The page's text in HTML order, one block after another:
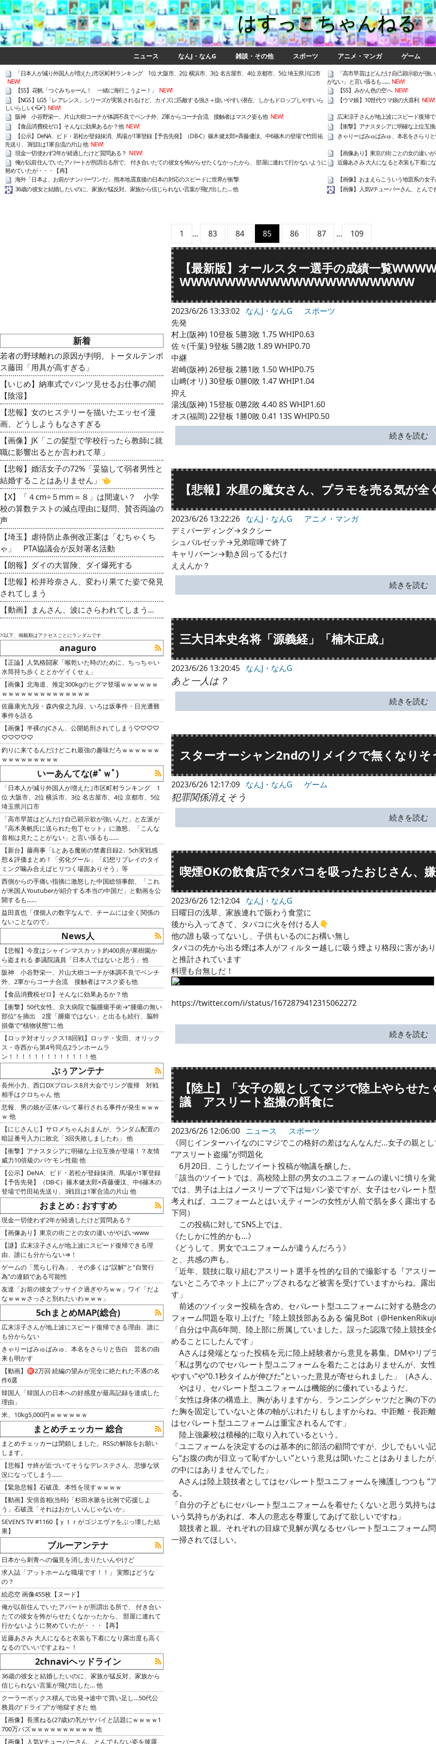
はすっこちゃんねる
ニュース なんJ・なんG 雑談・その他 スポーツ アニメ・マンガ ゲーム
「日本人が減り外国人が増えた｣市区町村ランキング 1位 大阪市、2位 横浜市、3位 名古屋市、4位 京都市、5位 埼玉県川口市
NEW!
「高市早苗はどんだけ自己顕示欲が強
がない」と言い張るも…… NEW!
【SS】花帆「つぐみちゃーん！ 一緒に海行こうよー！」
NEW! 【SS】みかん色の空へ NEW!
【NGS】LG5「レアレンス」シリーズが実装されるけど、カイズに匹敵する強さ＋扱いやすい潜在、しかもドロップしやすいら
しいらしい( •᷄ὤ•᷅ ) NEW!
【ウマ娘】10世代ウマ娘の大喜利 NEW!
阪神 小谷野栄一、片山大樹コーチが体調不良でベンチ外、2軍からコーチ合流 接触者はマスク姿も他 NEW!
広末涼子さんが地上波にスピード復帰
【食品消費税ゼロ】そんなに効果あるか？他 NEW!
【衝撃】アナスタシアに明確な上位互
【公示】DeNA、ビド・若松が登録抹消、馬場が1軍登録【予告先発】（DB-C）篠木健太郎×斉藤優汰、中6篠木の登場で竹田祐
先送り、3戦目は1軍合流の片山 他 NEW!
きゃりーぱみゅぱみゅ、本名をさらり
現金一切使わず2年が経過したけど質問ある？ NEW!
【画像あり】東京の街ごとの女の違い
俺が以前住んでいたアパートが所謂出る所で、 付き合いたての彼女を怖がらせたくなかったから、 部屋に連れて行かないように
努めていたが・・・【再】
近藤あさみ 大人になると衣装も下着に
海外「日本よ、お前がナンバーワンだ」 熊本地震直後の日本の対応のスピードに世界が衝撃
【画像】おまえらこういう地雷系の女
36歳の彼女と結婚したいのに、家族が猛反対。家族から信じられない言葉が飛び出した… 他
【画像】人気Vチューバーさん、とん
1 ... 83 84 85 86 87 ... 109
【最新版】オールスター選手の成績一覧
WWWWWWWWWWWWWWWWWWWWW
2023/6/26 13:33:02 なんJ・なんG
スポーツ
先発
村上(阪神) 10登板 5勝3敗 1.75 WHIP0.63
佐々(千葉) 9登板 5勝2敗 1.89 WHIP0.70
中継
岩崎(阪神) 26登板 2勝1敗 1.50 WHIP0.75
山﨑(オリ) 30登板 0勝0敗 1.47 WHIP1.04
抑え
湯浅(阪神) 15登板 0勝2敗 4.40 8S WHIP1.60
オス(福岡) 22登板 1勝0敗 0.41 13S WHIP0.50
続きを読む
【悲報】水星の魔女さん、プラモを売る気が全
2023/6/26 13:22:26 なんJ・なんG
アニメ・マンガ
デミバーディング→タクシー
シュバルゼッテ→兄弟喧嘩で終了
キャリバーン→動き回ってるだけ
ええんか？
続きを読む
三大日本史名将「源義経」「楠木正成」
2023/6/26 13:20:45 なんJ・なんG
あと一人は？
続きを読む
スターオーシャン2ndのリメイクで無くなりそ
2023/6/26 12:17:09 なんJ・なんG ゲーム
犯罪関係消えそう
続きを読む
喫煙OKの飲食店でタバコを吸ったおじさん、
2023/6/26 12:12:04 なんJ・なんG
日曜日の浅草、家族連れで賑わう食堂に
後から入ってきて、タバコに火を付ける人👇
他の誰も吸ってないし、子供もいるのにお構い無し
タバコの先から出る煙は本人がフィルター越しに吸う煙より格段に害があ
と推計されています
料理も台無しだ！
https://twitter.com/i/status/1672879412315062272
続きを読む
【陸上】「女子の親としてマジで陸上やらせ
議 アスリート盗撮の餌食に
2023/6/26 12:06:00 ニュース
スポーツ
《同じインターハイなのにマジでこの格好の差はなんなんだ…女子の親と
“アスリート盗撮”が問題化
6月20日、こうしたツイート投稿が物議を醸した。
「該当のツイートでは、高校陸上部の男女のユニフォームの違いに憤り
では、男子は上はノースリーブで下は短パン姿ですが、女子はセパレート
考えれば、ユニフォームとはいえティーンの女性が人前で肌を多く露出す
下同）
この投稿に対してSNS上では、
《たしかに性的かも…》
《どうして、男女でユニフォームが違うんだろう》
と、共感の声も。
「近年、競技に取り組むアスリート選手を性的な目的で撮影する『アス
ないところでネット上にアップされるなど被害を受けていますからね。露
す」
前述のツイッター投稿を含め、セパレート型ユニフォームに対する懸念
フォーム問題を取り上げた『陸上競技部あるある 偏見Bot（
「自分は中高6年間、陸上部に所属していました。誤った認識で陸上競技
めることにしたんです」
Aさんは発端となった投稿を元に陸上経験者から意見を募集。DMやリプ
「私は男なのでセパレート型ユニフォームを着たことはありませんが、
やすい”や“0.1秒タイムが伸びた”といった意見が寄せられました」（Aさん
やはり、セパレート型ユニフォームは機能的に優れているようだ。
「女性は身体の構造上、胸がありますから、ランニングシャツだと胸の
た胸を固定していないと体の軸がぶれたりもしますからね。中距離・長距
はセパレート型ユニフォームは重宝されるんです」
陸上強豪校は積極的に取り入れているという。
「ユニフォームを決定するのは基本的に部活の顧問ですが、少しでもい
ら“お腹の肉が目立って恥ずかしい”という意見は聞いたことはありました
の中にはありませんでした」
Aさんは陸上競技者としてはセパレート型ユニフォームを擁護しつつも “
る。
「自分の子どもにセパレート型ユニフォームを着せたくないと思う気持
いう気持ちがあれば、本人の意志を尊重してあげて欲しいですね」
競技者と親。それぞれの目線で見解が異なるセパレート型ユニフォーム
一掃されてほしい。
新着
若者の野球離れの原因が判明。トータルテンボ
ス藤田「用具が高すぎる」
【いじめ】納車式でパンツ見せるお仕事の闇
【陰湿】
【悲報】女のヒステリーを描いたエッセイ漫
画、どうしようもなさすぎる
【画像】JK「この髪型で学校行ったら教師に就
職に影響出るとか言われて草」
【悲報】婚活女子の72%「妥協して弱者男性と
結婚することはありません」👈
【X】「４cm÷５mm＝８」は間違い？ 小学
校の算数テストの減点理由に疑問、賛否両論の
声
【埼玉】虐待防止条例改正案は「むちゃくち
ゃ」 PTA協議会が反対署名活動
【朗報】ダイの大冒険、ダイ爆死する
【悲報】松井玲奈さん、変わり果てた姿で発見
されてしまう
【動画】まんさん、波にさらわれてしまう…
※以下、掲載順はアクセスごとにランダムです
anaguro
【正論】人気格闘家「喉乾いた時のために、ちっちゃい
水筒持ち歩くととかゲイくせぇ」
【画像】北海道、推定300kgのヒグマ登場ｗｗｗｗｗｗ
ｗｗｗｗｗｗｗｗｗｗｗｗｗｗ
佐藤康光九段・森内俊之九段、いろは坂事件・日光遭難
事件を語る
【画像】半裸のJCさん、公開処刑されてしまう♡♡♡♡
♡♡♡♡♡
釣りに来てるんだけどこれ最強の趣味だろｗｗｗｗｗｗ
ｗｗｗｗｗｗｗｗｗ
いーあんてな(#ﾟｗﾟ)
「日本人が減り外国人が増えた｣市区町村ランキング 1
位 大阪市、2位 横浜市、3位 名古屋市、4位 京都市、5位
埼玉県川口市
「高市早苗はどんだけ自己顕示欲が強いんだ」と左派が
『高木美帆氏に送られた包丁セット』に激怒、「こんな
首相は見たことがない」と言い張るも……
【新台】藤商事「Lとある魔術の禁書目録2」5ch実戦感
想＆評価まとめ！「劣化グール」「幻想リプレイのタイ
ミング噛み合えばヒリつく場面ありそう」等
西側からの手痛い指摘に激怒した中国総領事館、「これ
が米国人Youtuberが紹介する本当の中国だ」と動画を公
開するも……
益田直也「僕個人の数字なんで、チームには全く関係の
ないことなので」
News人
【悲報】今度はシャインマスカット約400房が果樹園か
ら盗まれる 参議院議員「日本人ではないと思う」他
阪神 小谷野栄一、片山大樹コーチが体調不良でベンチ
外、2軍からコーチ合流 接触者はマスク姿も他
【食品消費税ゼロ】そんなに効果あるか？他
【衝撃】50代女性、京大病院で脳腫瘍手術→“腫瘍の無い
部位”を摘出 2度「腫瘍ではない」と出るも続行、脳幹
損傷で“植物状態”に他
【ロッテ対オリックス18回戦】ロッテ・安田、オリック
ス・寺西から第4号同点2ランホームラ
ン！！！！！！！！！！！！！他
ぷぅアンテナ
長州小力、西口DXプロレス8月大会でリング復帰 対戦
相手はクロちゃん 他
悲報、男の娘が正体バレて暴行される事件が発生ｗｗｗ
ｗ 他
【にじさんじ】サロメちゃんおまんが、ランダム配置の
暗証番号入力に敗北「3回失敗しましたわ」 他
【衝撃】アナスタシアに明確な上位互換が登場！？友情
威力10倍級のバケモン性能 他
【公示】DeNA、ビド・若松が登録抹消、馬場が1軍登録
【予告先発】（DB-C）篠木健太郎×斉藤優汰、中6篠木の
登場で竹田祐先送り、3戦目は1軍合流の片山 他
おまとめ : おすすめ
現金一切使わず2年が経過したけど質問ある？
【画像あり】東京の街ごとの女の違いがやばいwww
【謎】広末涼子さんが地上波にスピード復帰できる理
由、誰にも分からない⇒！
ゲームの「荒らし行為」、その多くは”誤解”と”自警行
為”の連鎖である可能性
友達「お前の彼女ブッサイク過ぎやろｗｗ」ワイ「だよ
なｗｗｗさっさと別れたいわｗｗｗ」
5chまとめMAP(総合)
広末涼子さんが地上波にスピード復帰できる理由、誰に
も分からない
きゃりーぱみゅぱみゅ、本名をさらりと告白 芸名の由
来も明かす
【動画】㊗️2万回 続編の望みが完全に絶たれた不遇の名
作6選
韓国人「韓国人の日本への好感度が最高記録を達成した
理由」
米、10kg5,000円ｗｗｗｗｗｗ
まとめチェッカー 総合
まとめチェッカーは閉鎖しました。RSSの解除をお願い
します。
【悲報】サ終が近づいてそうなデレステさん、悲惨な状
況になってしまう……
【緊急悲報】石破茂、本性を現すｗｗｗｗ
【動画】安倍首相(当時)「杉田水脈を比例で応援しよ
う」石破茂「それはおかしいんじゃないか」
SEVEN’S TV #1160【ｙｔｒがゴジエヴァをぶっ壊した結
果】
ブルーアンテナ
日本から刺青への偏見を消し去りたいんやけど
求人誌「アットホームな職場です！！」 実際はどうな
の？
絵恋空 画像455枚【ヌード】
俺が以前住んでいたアパートが所謂出る所で、 付き合い
たての彼女を怖がらせたくなかったから、 部屋に連れて
行かないように努めていたが・・・【再】
近藤あさみ 大人になると衣装も下着になり露出度も高く
なるのでいいですよね～！
2chnaviヘッドライン
36歳の彼女と結婚したいのに、家族が猛反対。家族から
信じられない言葉が飛び出した… 他
クーラーボックス積んで出発→途中で買い足し…50代公
務員の“ドライブ”が地獄すぎた 他
【画像】長濱ねる(27歳)の乳がヤバイと話題にｗｗｗｗ1
700万バズｗｗｗｗｗｗｗｗｗｗ 他
【画像】人気Vチューバーさん、とんでもない姿を披露